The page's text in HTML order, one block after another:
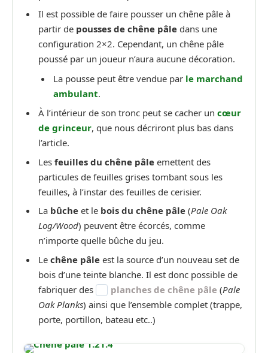
Il est possible de faire pousser un chêne pâle à
partir de pousses de chêne pâle dans une
configuration 2×2. Cependant, un chêne pâle
poussé par un joueur n’aura aucune décoration.
La pousse peut être vendue par le marchand
ambulant.
À l’intérieur de son tronc peut se cacher un cœur
de grinceur, que nous décriront plus bas dans
l’article.
Les feuilles du chêne pâle emettent des
particules de feuilles grises tombant sous les
feuilles, à l’instar des feuilles de cerisier.
La bûche et le bois du chêne pâle (Pale Oak
Log/Wood) peuvent être écorcés, comme
n’importe quelle bûche du jeu.
Le chêne pâle est la source d’un nouveau set de
bois d’une teinte blanche. Il est donc possible de
fabriquer des
planches de chêne pâle (Pale
Oak Planks) ainsi que l’ensemble complet (trappe,
porte, portillon, bateau etc..)